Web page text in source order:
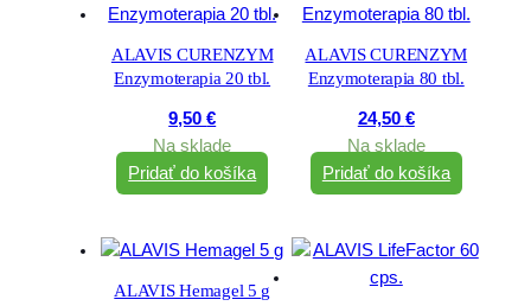
ALAVIS CURENZYM
Enzymoterapia 20 tbl.
9,50€
Na sklade
Pridať do košíka
ALAVIS CURENZYM
Enzymoterapia 80 tbl.
24,50 €
Na sklade
Pridať do košíka
ALAVIS Hemagel 5 g